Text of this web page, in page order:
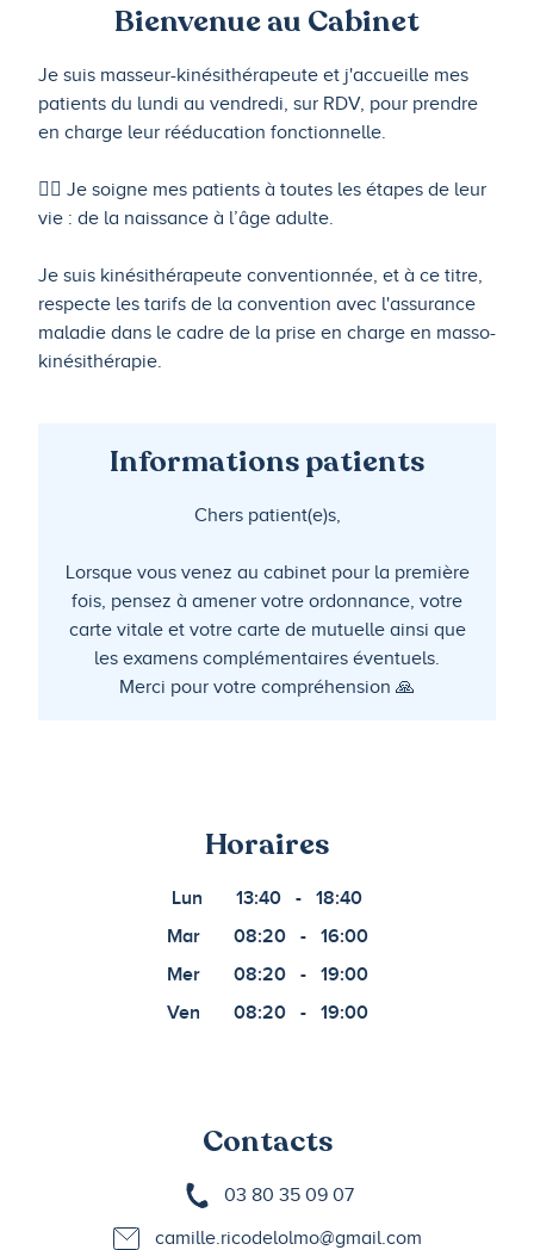
Bienvenue au Cabinet
Je suis masseur-kinésithérapeute et j'accueille mes
patients du lundi au vendredi, sur RDV, pour prendre
en charge leur rééducation fonctionnelle.
🤸‍♂️ Je soigne mes patients à toutes les étapes de leur
vie : de la naissance à l’âge adulte.
Je suis kinésithérapeute conventionnée, et à ce titre,
respecte les tarifs de la convention avec l'assurance
maladie dans le cadre de la prise en charge en masso-
kinésithérapie.
Informations patients
Chers patient(e)s,
Lorsque vous venez au cabinet pour la première
fois, pensez à amener votre ordonnance, votre
carte vitale et votre carte de mutuelle ainsi que
les examens complémentaires éventuels.
Merci pour votre compréhension 🙏
Horaires
Lun 13:40 -
18:40
Mar
08:20 -
16:00
Mer
08:20 -
19:00
Ven
08:20 - 19:00
Contacts
03 80 35 09 07
camille.ricodelolmo@gmail.com